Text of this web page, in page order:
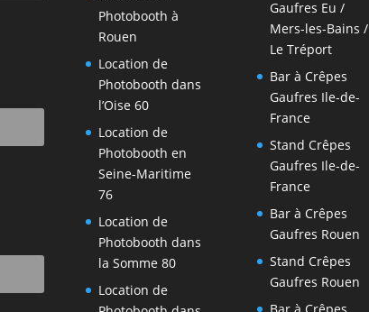
Photobooth à
Rouen
Location de
Photobooth dans
l’Oise 60
Location de
Photobooth en
Seine-Maritime
76
Location de
Photobooth dans
la Somme 80
Location de
Gaufres Eu /
Mers-les-Bains /
Le Tréport
Bar à Crêpes
Gaufres Ile-de-
France
Stand Crêpes
Gaufres Ile-de-
France
Bar à Crêpes
Gaufres Rouen
Stand Crêpes
Gaufres Rouen
Bar à Crêpes